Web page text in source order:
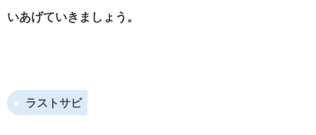
いあげていきましょう。
ラストサビ